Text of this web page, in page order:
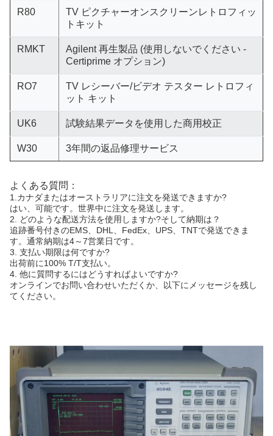
R80
TV ピクチャーオンスクリーンレトロフィッ
トキット
RMKT
Agilent 再生製品 (使用しないでください -
Certiprime オプション)
RO7
TV レシーバー/ビデオ テスター レトロフィ
ット キット
UK6 試験結果データを使用した商用校正
W30 3年間の返品修理サービス
よくある質問：
1.カナダまたはオーストラリアに注文を発送できますか?
はい、可能です。世界中に注文を発送します。
2. どのような配送方法を使用しますか?そして納期は？
追跡番号付きのEMS、DHL、FedEx、UPS、TNTで発送できま
す。通常納期は4～7営業日です。
3. 支払い期限は何ですか?
出荷前に100% T/T支払い。
4. 他に質問するにはどうすればよいですか?
オンラインでお問い合わせいただくか、以下にメッセージを残し
てください。